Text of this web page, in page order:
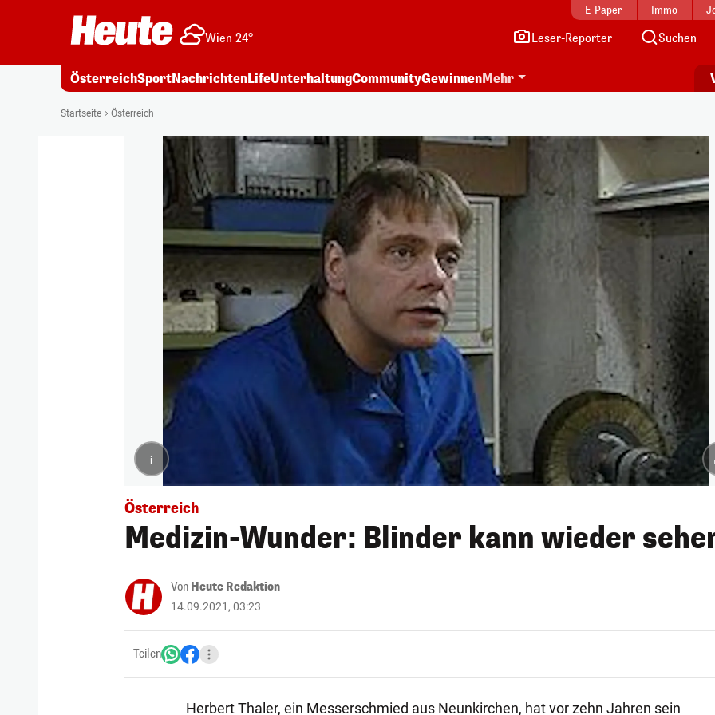
E-Paper Immo
Wien 24° Leser-Reporter Suchen
ÖsterreichSportNachrichtenLifeUnterhaltungCommunityGewinnenMehr
Startseite Österreich
i
Österreich
Medizin-Wunder: Blinder kann wieder
Von Heute Redaktion
14.09.2021, 03:23
Teilen
Herbert Thaler, ein Messerschmied aus Neunkirchen, hat vor zehn Jahren sein